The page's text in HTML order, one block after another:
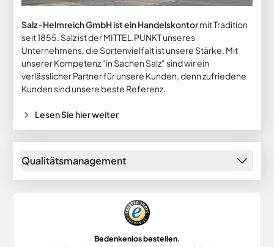
Salz-Helmreich GmbH ist ein Handelskontormit Tradition
seit 1855. Salz ist der MITTEL.PUNKT unseres
Unternehmens, die Sortenvielfalt ist unsere Stärke. Mit
unserer Kompetenz "in Sachen Salz" sind wir ein
verlässlicher Partner für unsere Kunden, denn zufriedene
Kunden sind unsere beste Referenz.
Lesen Sie hier weiter
Qualitätsmanagement